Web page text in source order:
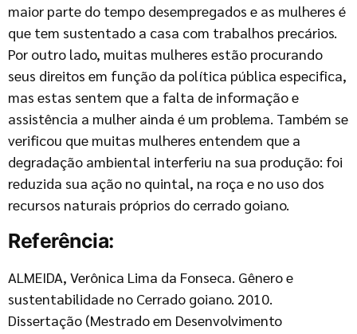
maior parte do tempo desempregados e as mulheres é
que tem sustentado a casa com trabalhos precários.
Por outro lado, muitas mulheres estão procurando
seus direitos em função da política pública especifica,
mas estas sentem que a falta de informação e
assistência a mulher ainda é um problema. Também se
verificou que muitas mulheres entendem que a
degradação ambiental interferiu na sua produção: foi
reduzida sua ação no quintal, na roça e no uso dos
recursos naturais próprios do cerrado goiano.
Referência:
ALMEIDA, Verônica Lima da Fonseca. Gênero e
sustentabilidade no Cerrado goiano. 2010.
Dissertação (Mestrado em Desenvolvimento